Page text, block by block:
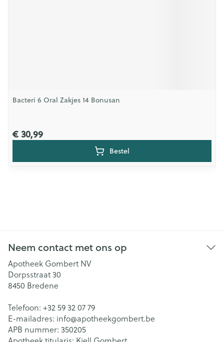
Bacteri 6 Oral Zakjes 14 Bonusan
€ 30,99
Bestel
Neem contact met ons op
Apotheek Gombert NV
Dorpsstraat 30
8450 Bredene
Telefoon: +32 59 32 07 79
E-mailadres: info@apotheekgombert.be
APB nummer: 350205